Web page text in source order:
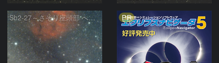
Sh2-27～さそり座頭部 へびつかい座 さそり座 PR